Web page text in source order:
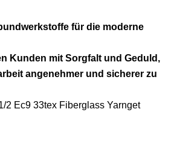
für die moderne
Kunden mit Sorgfalt und Geduld,
angenehmer und sicherer zu